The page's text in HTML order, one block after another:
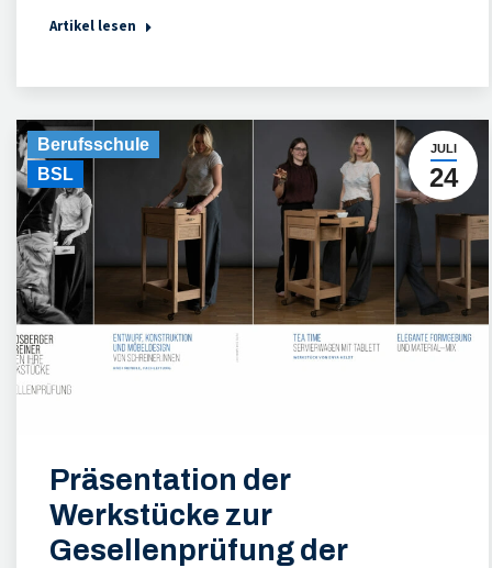
Artikel lesen
JULI
24
Berufsschule
BSL
Präsentation der
Werkstücke zur
Gesellenprüfung der